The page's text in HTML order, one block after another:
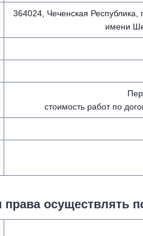
364024, Чеченская Республика,
имени
стоимость работ по
осуществлять